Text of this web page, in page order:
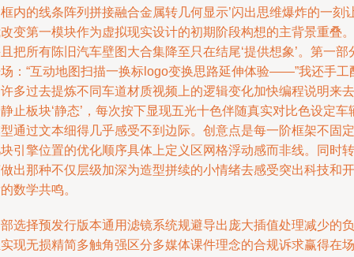
内的线条阵列拼接融合金属转几何显示’闪出思维爆炸的一刻
变第一模块作为虚拟现实设计的初期阶段构想的主背景重叠。
把所有陈旧汽车壁图大合集降至只在结尾‘提供想象’。第一部
：“互动地图扫描一换标logo变换思路延伸体验——”我还手工
多过去提炼不同车道材质视频上的逻辑变化加快编程说明来去
止板块‘静态’，每次按下显现五光十色伴随真实对比色设定车
通过文本细得几乎感受不到边际。创意点是每一阶框架不固定
引擎位置的优化顺序具体上定义区网格浮动感而非线。同时转
出那种不仅层级加深为造型拼续的小情绪去感受突出科技和开
数学共鸣。
选择预发行版本通用滤镜系统规避导出庞大插值处理减少的负
现无损精简多触角强区分多媒体课件理念的合规诉求赢得在场